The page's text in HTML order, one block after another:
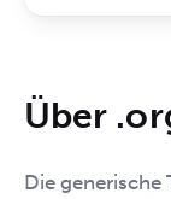
Über
Die